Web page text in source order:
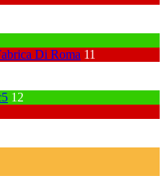
Di Roma 11
12